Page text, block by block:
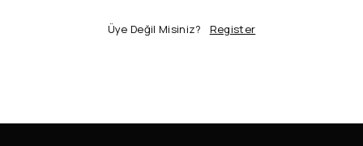
Üye Değil Misiniz? Register